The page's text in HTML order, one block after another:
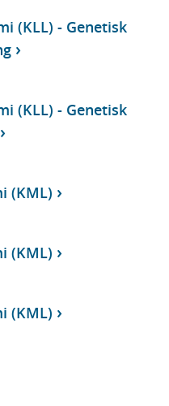
(KLL) - Genetisk
(KLL) - Genetisk
(KML)
(KML)
(KML)